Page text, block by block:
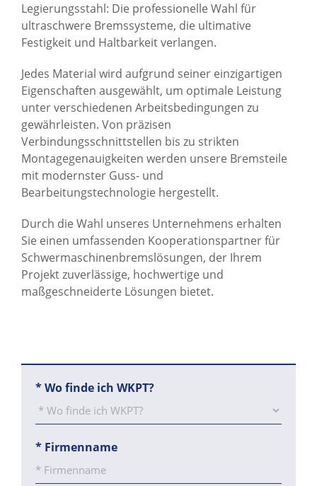
Legierungsstahl: Die professionelle Wahl für
ultraschwere Bremssysteme, die ultimative
Festigkeit und Haltbarkeit verlangen.
Jedes Material wird aufgrund seiner einzigartigen
Eigenschaften ausgewählt, um optimale Leistung
unter verschiedenen Arbeitsbedingungen zu
gewährleisten. Von präzisen
Verbindungsschnittstellen bis zu strikten
Montagegenauigkeiten werden unsere Bremsteile
mit modernster Guss- und
Bearbeitungstechnologie hergestellt.
Durch die Wahl unseres Unternehmens erhalten
Sie einen umfassenden Kooperationspartner für
Schwermaschinenbremslösungen, der Ihrem
Projekt zuverlässige, hochwertige und
maßgeschneiderte Lösungen bietet.
*Wo finde ich WKPT?
* Firmenname